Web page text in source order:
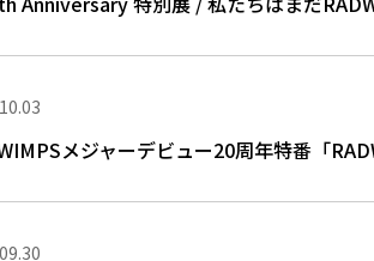
メジャーデビュー20周年特番「